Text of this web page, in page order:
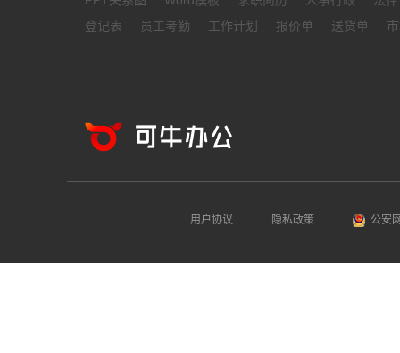
登记表
员工考勤 工作计划 报价单 送货单
用户协议 隐私政策 公安